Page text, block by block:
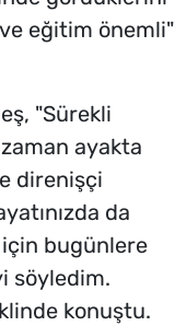
eğitim önemli"
"Sürekli
ayakta
direnişçi
da
için bugünlere
söyledim.
konuştu.